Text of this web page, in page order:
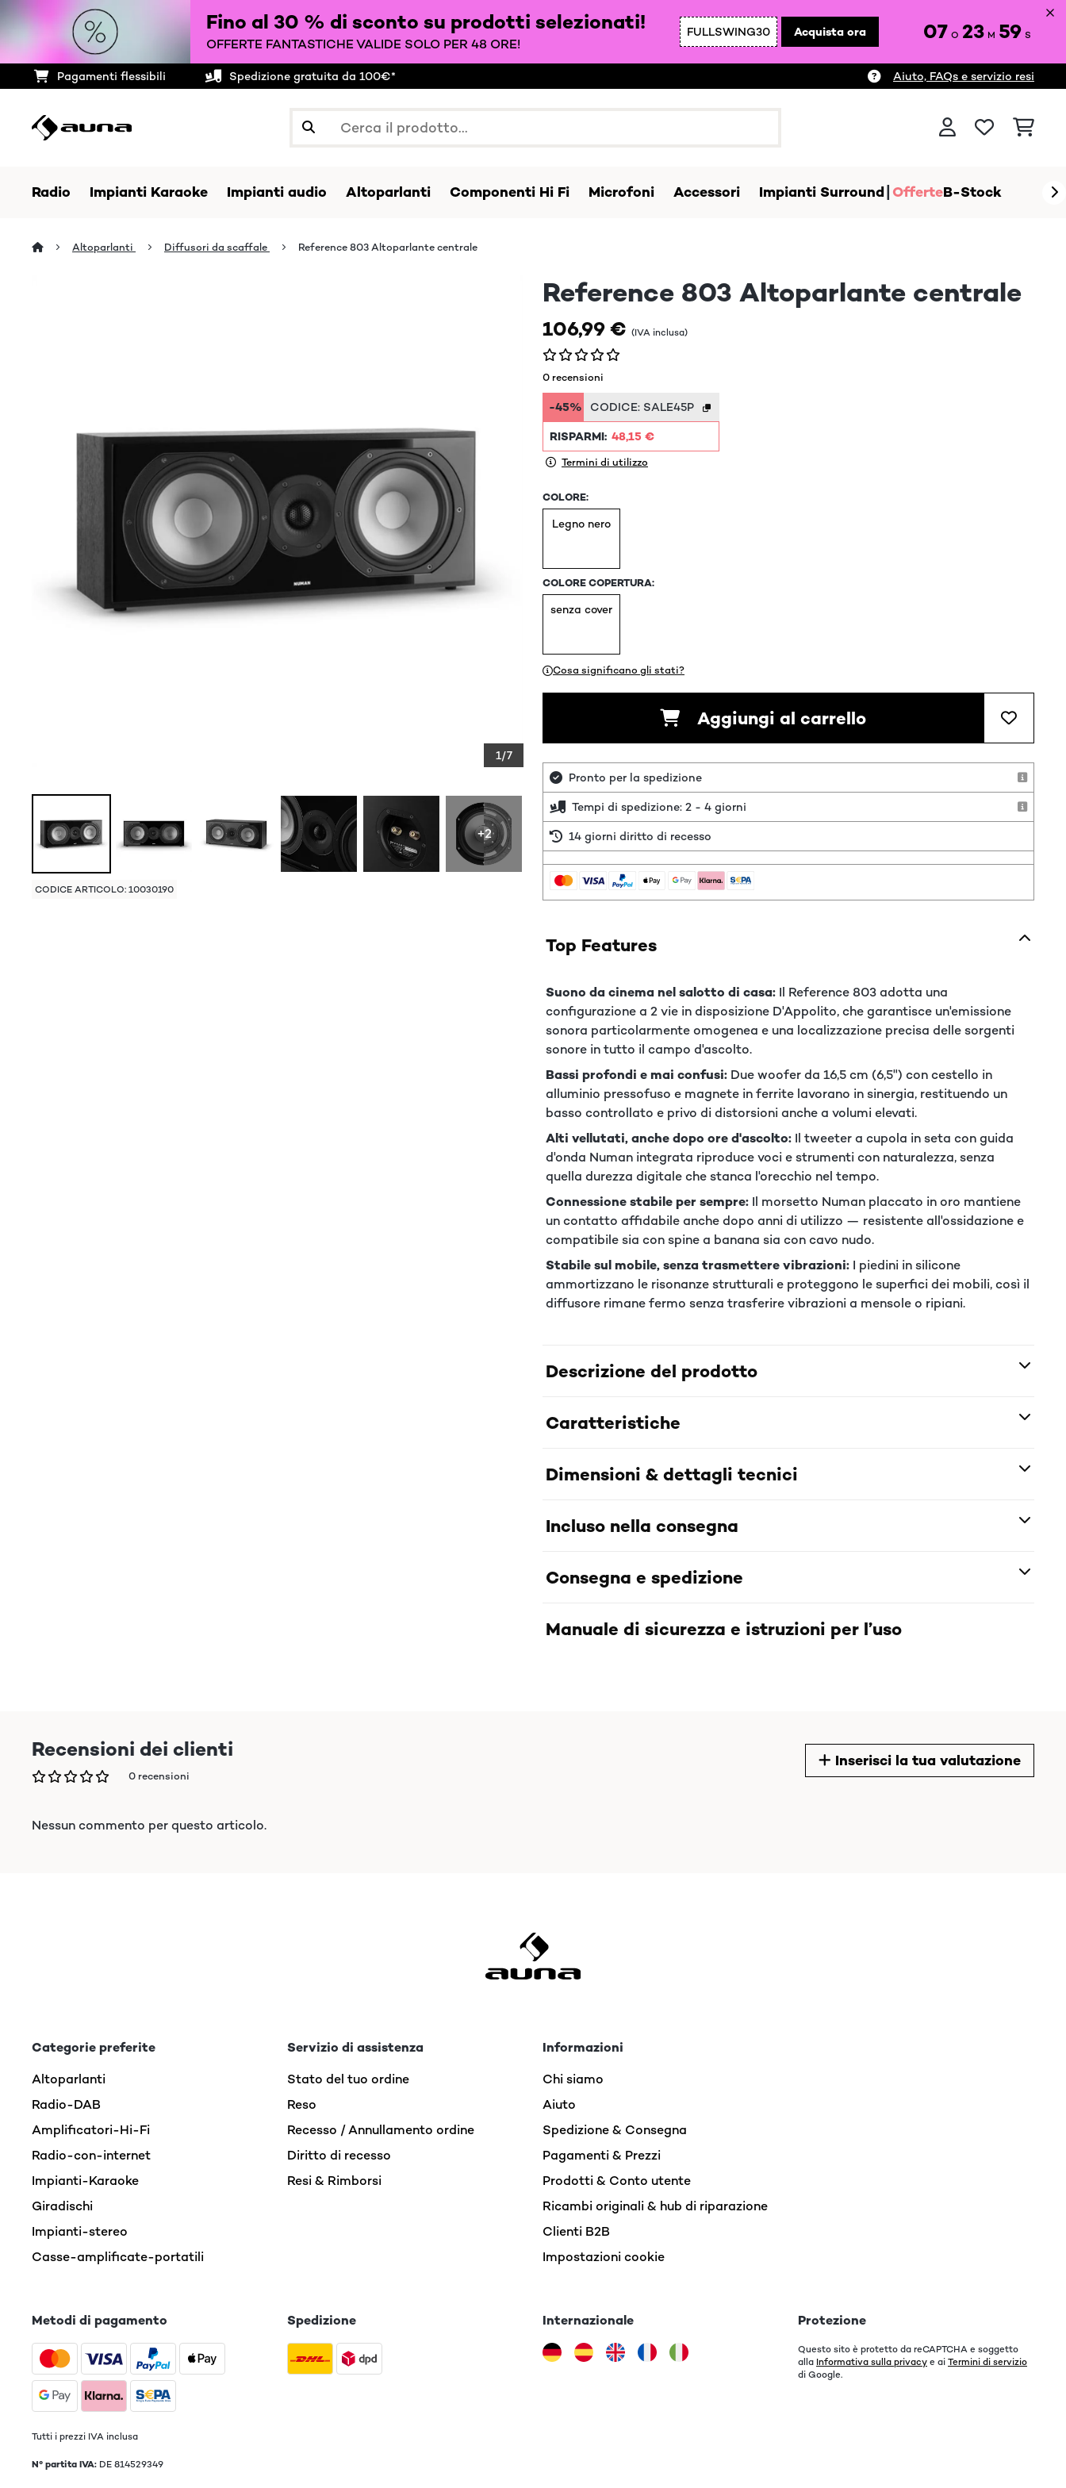
Fino al 30 % di sconto su prodotti selezionati!
OFFERTE FANTASTICHE VALIDE SOLO PER 48 ORE!
FULLSWING30 Acquista ora 07 O 23 M 57 S
Pagamenti flessibili Spedizione gratuita da 100€* Aiuto, FAQs e servizio resi
Radio Impianti Karaoke Impianti audio Altoparlanti Componenti Hi Fi Microfoni Accessori Impianti Surround OfferteB-Stock
Altoparlanti Diffusori da scaffale Reference 803 Altoparlante centrale
1/7
+2
CODICE ARTICOLO: 10030190
Reference 803 Altoparlante centrale
106,99 € (IVA inclusa)
0 recensioni
-45% CODICE: SALE45P
RISPARMI: 48,15 €
Termini di utilizzo
COLORE:
Legno nero
COLORE COPERTURA:
senza cover
Cosa significano gli stati?
Aggiungi al carrello
Pronto per la spedizione
Tempi di spedizione: 2 - 4 giorni
14 giorni diritto di recesso
Top Features
Suono da cinema nel salotto di casa: Il Reference 803 adotta una
configurazione a 2 vie in disposizione D'Appolito, che garantisce un'emissione
sonora particolarmente omogenea e una localizzazione precisa delle sorgenti
sonore in tutto il campo d'ascolto.
Bassi profondi e mai confusi: Due woofer da 16,5 cm (6,5") con cestello in
alluminio pressofuso e magnete in ferrite lavorano in sinergia, restituendo un
basso controllato e privo di distorsioni anche a volumi elevati.
Alti vellutati, anche dopo ore d'ascolto: Il tweeter a cupola in seta con guida
d'onda Numan integrata riproduce voci e strumenti con naturalezza, senza
quella durezza digitale che stanca l'orecchio nel tempo.
Connessione stabile per sempre: Il morsetto Numan placcato in oro mantiene
un contatto affidabile anche dopo anni di utilizzo — resistente all'ossidazione e
compatibile sia con spine a banana sia con cavo nudo.
Stabile sul mobile, senza trasmettere vibrazioni: I piedini in silicone
ammortizzano le risonanze strutturali e proteggono le superfici dei mobili, così il
diffusore rimane fermo senza trasferire vibrazioni a mensole o ripiani.
Descrizione del prodotto
Caratteristiche
Dimensioni & dettagli tecnici
Incluso nella consegna
Consegna e spedizione
Manuale di sicurezza e istruzioni per l’uso
Recensioni dei clienti
0 recensioni
Inserisci la tua valutazione
Nessun commento per questo articolo.
Categorie preferite
Altoparlanti
Radio-DAB
Amplificatori-Hi-Fi
Radio-con-internet
Impianti-Karaoke
Giradischi
Impianti-stereo
Casse-amplificate-portatili
Servizio di assistenza
Stato del tuo ordine
Reso
Recesso / Annullamento ordine
Diritto di recesso
Resi & Rimborsi
Informazioni
Chi siamo
Aiuto
Spedizione & Consegna
Pagamenti & Prezzi
Prodotti & Conto utente
Ricambi originali & hub di riparazione
Clienti B2B
Impostazioni cookie
Metodi di pagamento
Tutti i prezzi IVA inclusa
N° partita IVA: DE 814529349
Spedizione Internazionale Protezione
Questo sito è protetto da reCAPTCHA e soggetto
alla Informativa sulla privacy e ai Termini di servizio
di Google.